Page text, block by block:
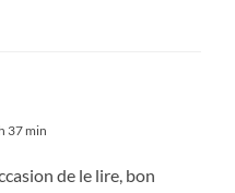
37 min
de le lire, bon